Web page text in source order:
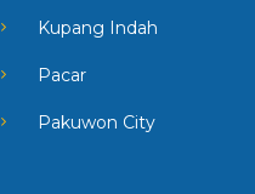
Kupang Indah
Pacar
Pakuwon City